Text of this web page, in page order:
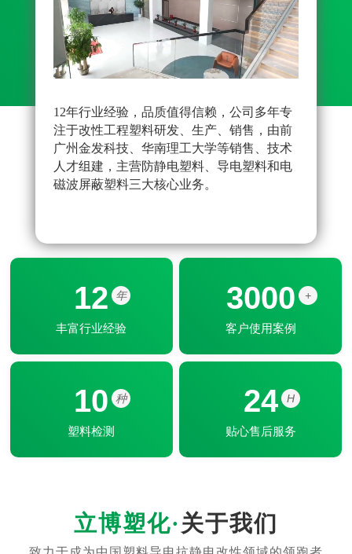
12年行业经验，品质值得信赖，公司多年专
注于改性工程塑料研发、生产、销售，由前
广州金发科技、华南理工大学等销售、技术
人才组建，主营防静电塑料、导电塑料和电
磁波屏蔽塑料三大核心业务。
12 年
丰富行业经验
3000 +
客户使用案例
10 种
塑料检测
24 H
贴心售后服务
关于我们